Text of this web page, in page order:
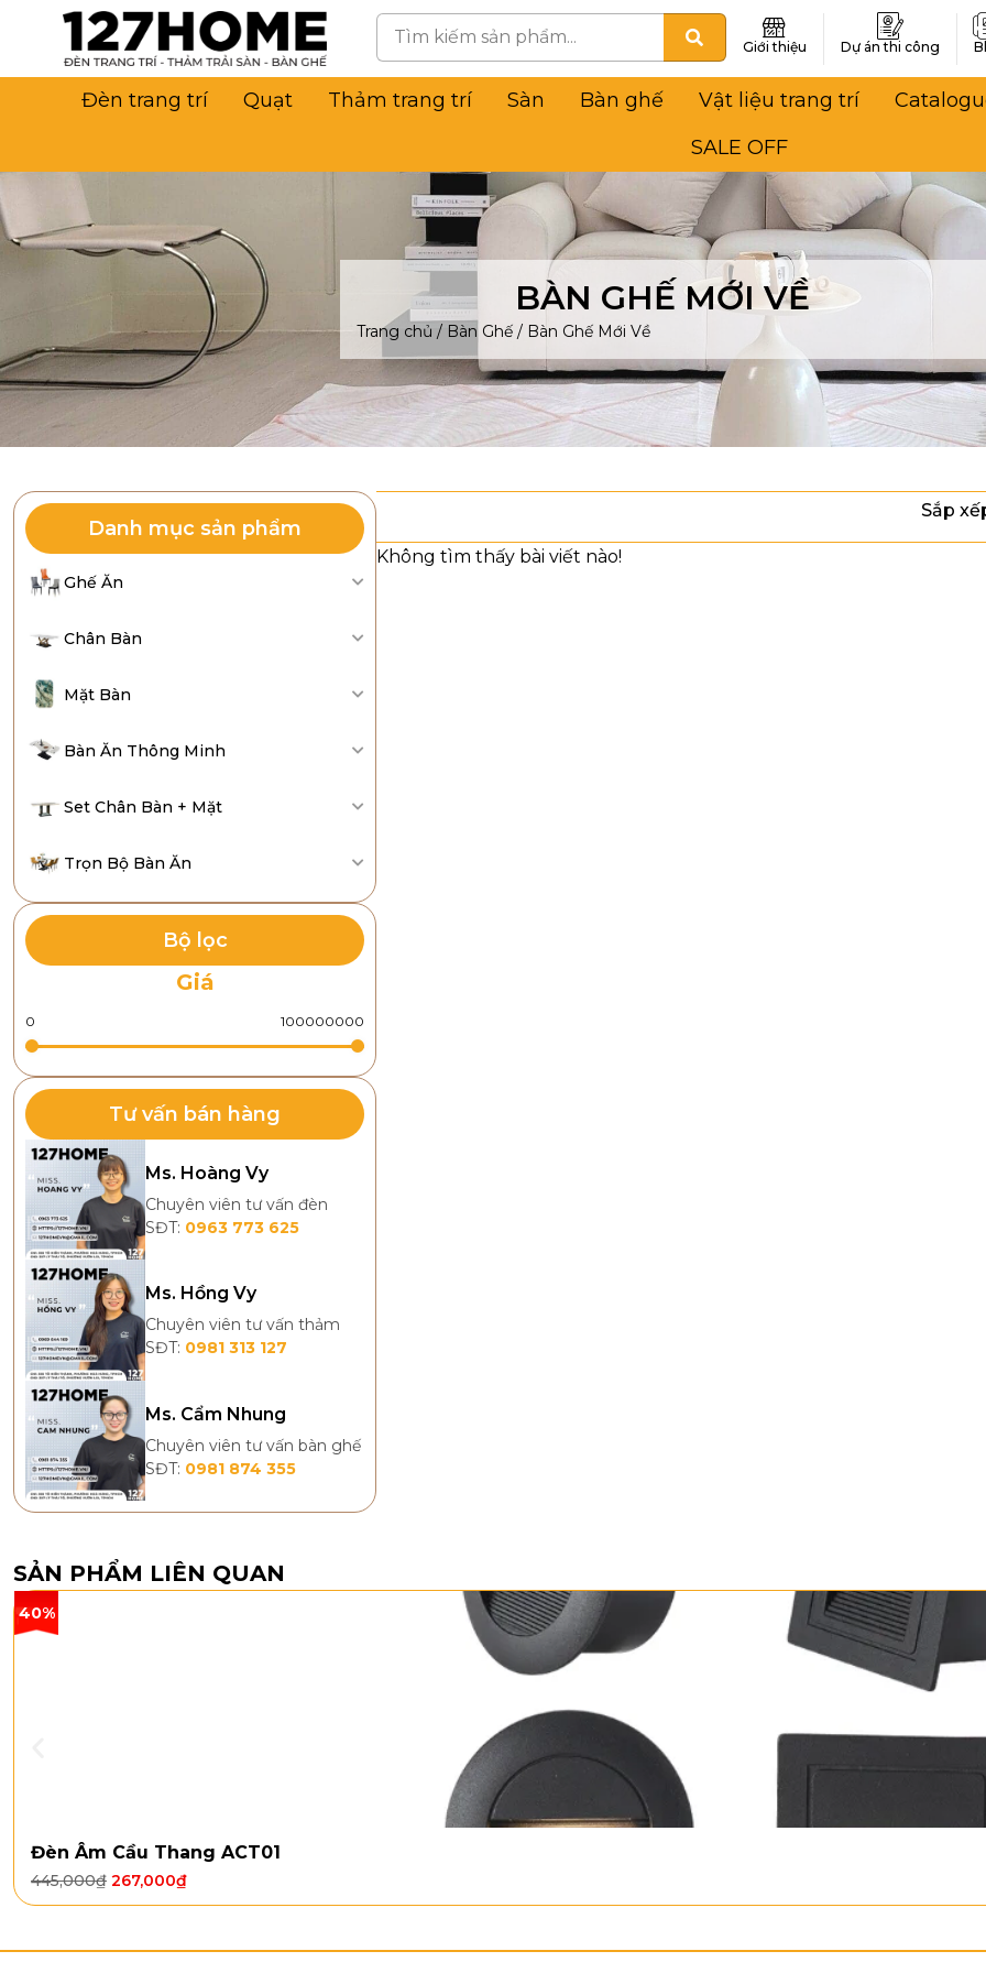
Giới thiệu Dự án thi công
Đèn trang trí Quạt Thảm trang trí Sàn Bàn ghế Vật liệu trang trí
SALE OFF
BÀN GHẾ MỚI VỀ
Trang chủ / Bàn Ghế / Bàn Ghế Mới Về
Danh mục sản phẩm
Ghế Ăn
Chân Bàn
Mặt Bàn
Bàn Ăn Thông Minh
Set Chân Bàn + Mặt
Trọn Bộ Bàn Ăn
Bộ lọc
Giá
Tư vấn bán hàng
Ms. Hoàng Vy
Chuyên viên tư vấn đèn
SĐT: 0963 773 625
Ms. Hồng Vy
Chuyên viên tư vấn thảm
SĐT: 0981 313 127
Ms. Cẩm Nhung
Chuyên viên tư vấn bàn ghế
SĐT: 0981 874 355
Sắp
SẢN PHẨM LIÊN QUAN
40%
Đèn Âm Cầu Thang ACT01
445,000₫ 267,000₫